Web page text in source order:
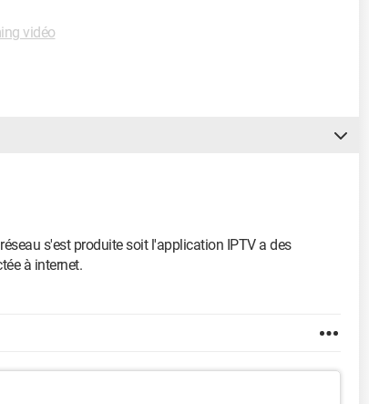
vidéo
s'est produite soit l'application IPTV a des
à internet.